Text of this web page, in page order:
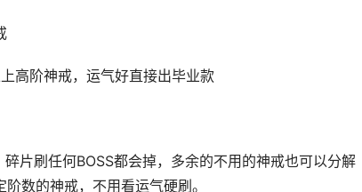
高阶神戒，运气好直接出毕业款
片刷任何BOSS都会掉，多余的不用的神戒也可以分解
数的神戒，不用看运气硬刷。